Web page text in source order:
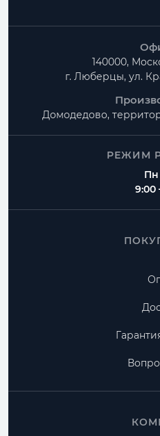
140000,
г. Люберцы, ул.
Домодедово,
РЕЖИМ
9:00